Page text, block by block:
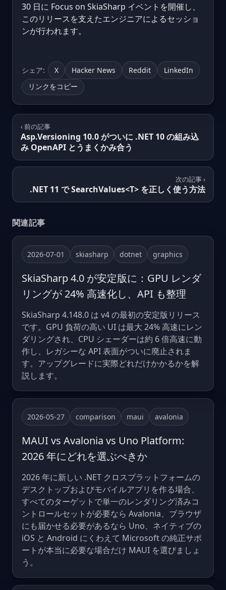
30 日に Focus on SkiaSharp イベントを開催し、
このリリースを支えたエンジニアによるセッショ
ンが行われます。
シェア: X Hacker News Reddit LinkedIn
リンクをコピー
‹ 前の記事
Asp.Versioning 10.0 がついに .NET 10 の組み込
み OpenAPI とうまくかみ合う
次の記事 ›
.NET 11 で SearchValues<T> を正しく使う方法
関連記事
2026-07-01 skiasharp dotnet graphics
SkiaSharp 4.0 が安定版に：GPU レンダ
リングが 24% 高速化し、API も整理
SkiaSharp 4.148.0 は v4 の最初の安定版リリース
です。GPU 負荷の高い UI は最大 24% 高速にレン
ダリングされ、CPU シェーダーは約 6 倍高速に動
作し、レガシーな API 表面がついに廃止されま
す。アップグレードに実際どれだけかかるかを解
説します。
2026-05-27 comparison maui avalonia
MAUI vs Avalonia vs Uno Platform:
2026 年にどれを選ぶべきか
2026 年に新しい .NET クロスプラットフォームの
デスクトップおよびモバイルアプリを作る場合、
すべてのターゲットで単一のレンダリング済みコ
ントロールセットが必要なら Avalonia、ブラウザ
にも届かせる必要があるなら Uno、ネイティブの
iOS と Android にくわえて Microsoft の純正サポ
ートが本当に必要な場合だけ MAUI を選びましょ
う。